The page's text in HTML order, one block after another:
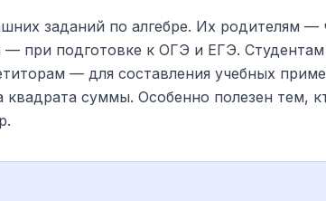
заданий по алгебре. Их родителям
при подготовке к ОГЭ и ЕГЭ. Студентам
— для составления учебных
квадрата суммы. Особенно полезен тем,